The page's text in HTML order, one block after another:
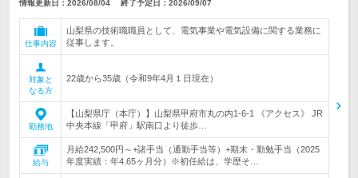
情報更新日：2026/08/04 終了予定日： 2026/09/07
仕事内容
山梨県の技術職職員として、電気事業や電気設備に関する業務に
従事します。
対象と
なる方
22歳から35歳（令和9年4月１日現在）
勤務地
【山梨県庁（本庁）】山梨県甲府市丸の内1-6-1 《アクセス》 JR
中央本線「甲府」駅南口より徒歩…
給与
月給242,500円～+諸手当（通勤手当等）+期末・勤勉手当（2025
年度実績：年4.65ヶ月分）※初任給は、学歴そ…